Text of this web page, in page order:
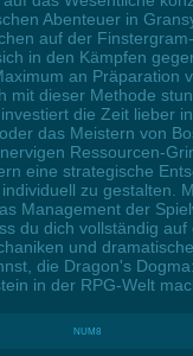
Abenteuer in
auf der
in den Kämpfen
an Präparation
mit dieser Methode
die Zeit lieber
das Meistern von
Ressourcen-
eine strategische
zu gestalten.
Management der
du dich vollständig auf
und
die Dragon's
in der RPG-Welt
NUM8